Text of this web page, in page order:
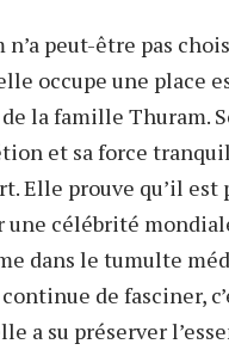
n’a peut-être pas
occupe une place
la famille Thuram.
et sa force
Elle prouve qu’il est
une célébrité
dans le tumulte
de fasciner,
a su préserver